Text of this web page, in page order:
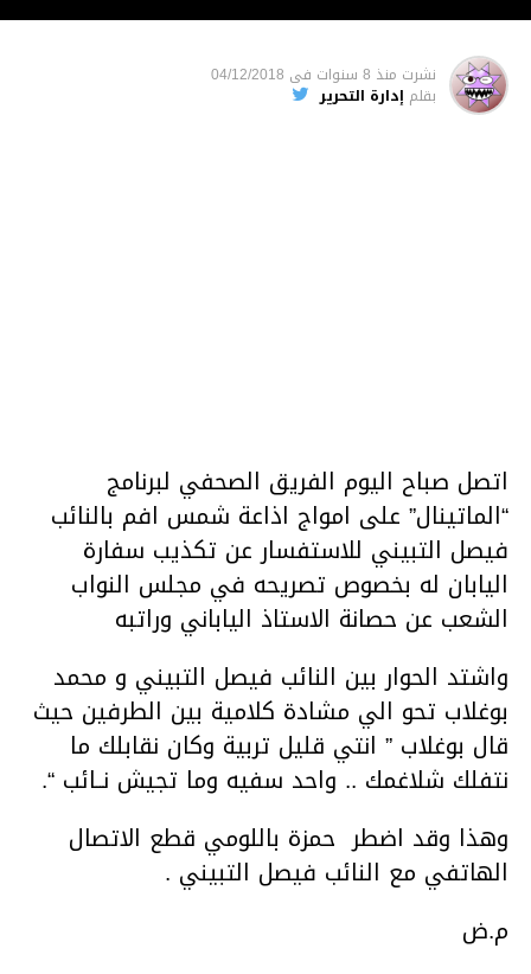
نشرت منذ 8 سنوات فى 04/12/2018
بقلم إدارة التحرير
اتصل صباح اليوم الفريق الصحفي لبرنامج
“الماتينال” على امواج اذاعة شمس افم بالنائب
فيصل التبيني للاستفسار عن تكذيب سفارة
اليابان له بخصوص تصريحه في مجلس النواب
الشعب عن حصانة الاستاذ الياباني وراتبه
واشتد الحوار بين النائب فيصل التبيني و محمد
بوغلاب تحو الي مشادة كلامية بين الطرفين حيث
قال بوغلاب ” انتي قليل تربية وكان نقابلك ما
نتفلك شلاغمك .. واحد سفيه وما تجيش نــائب “.
وهذا وقد اضطر حمزة باللومي قطع الاتصال
الهاتفي مع النائب فيصل التبيني .
م.ض